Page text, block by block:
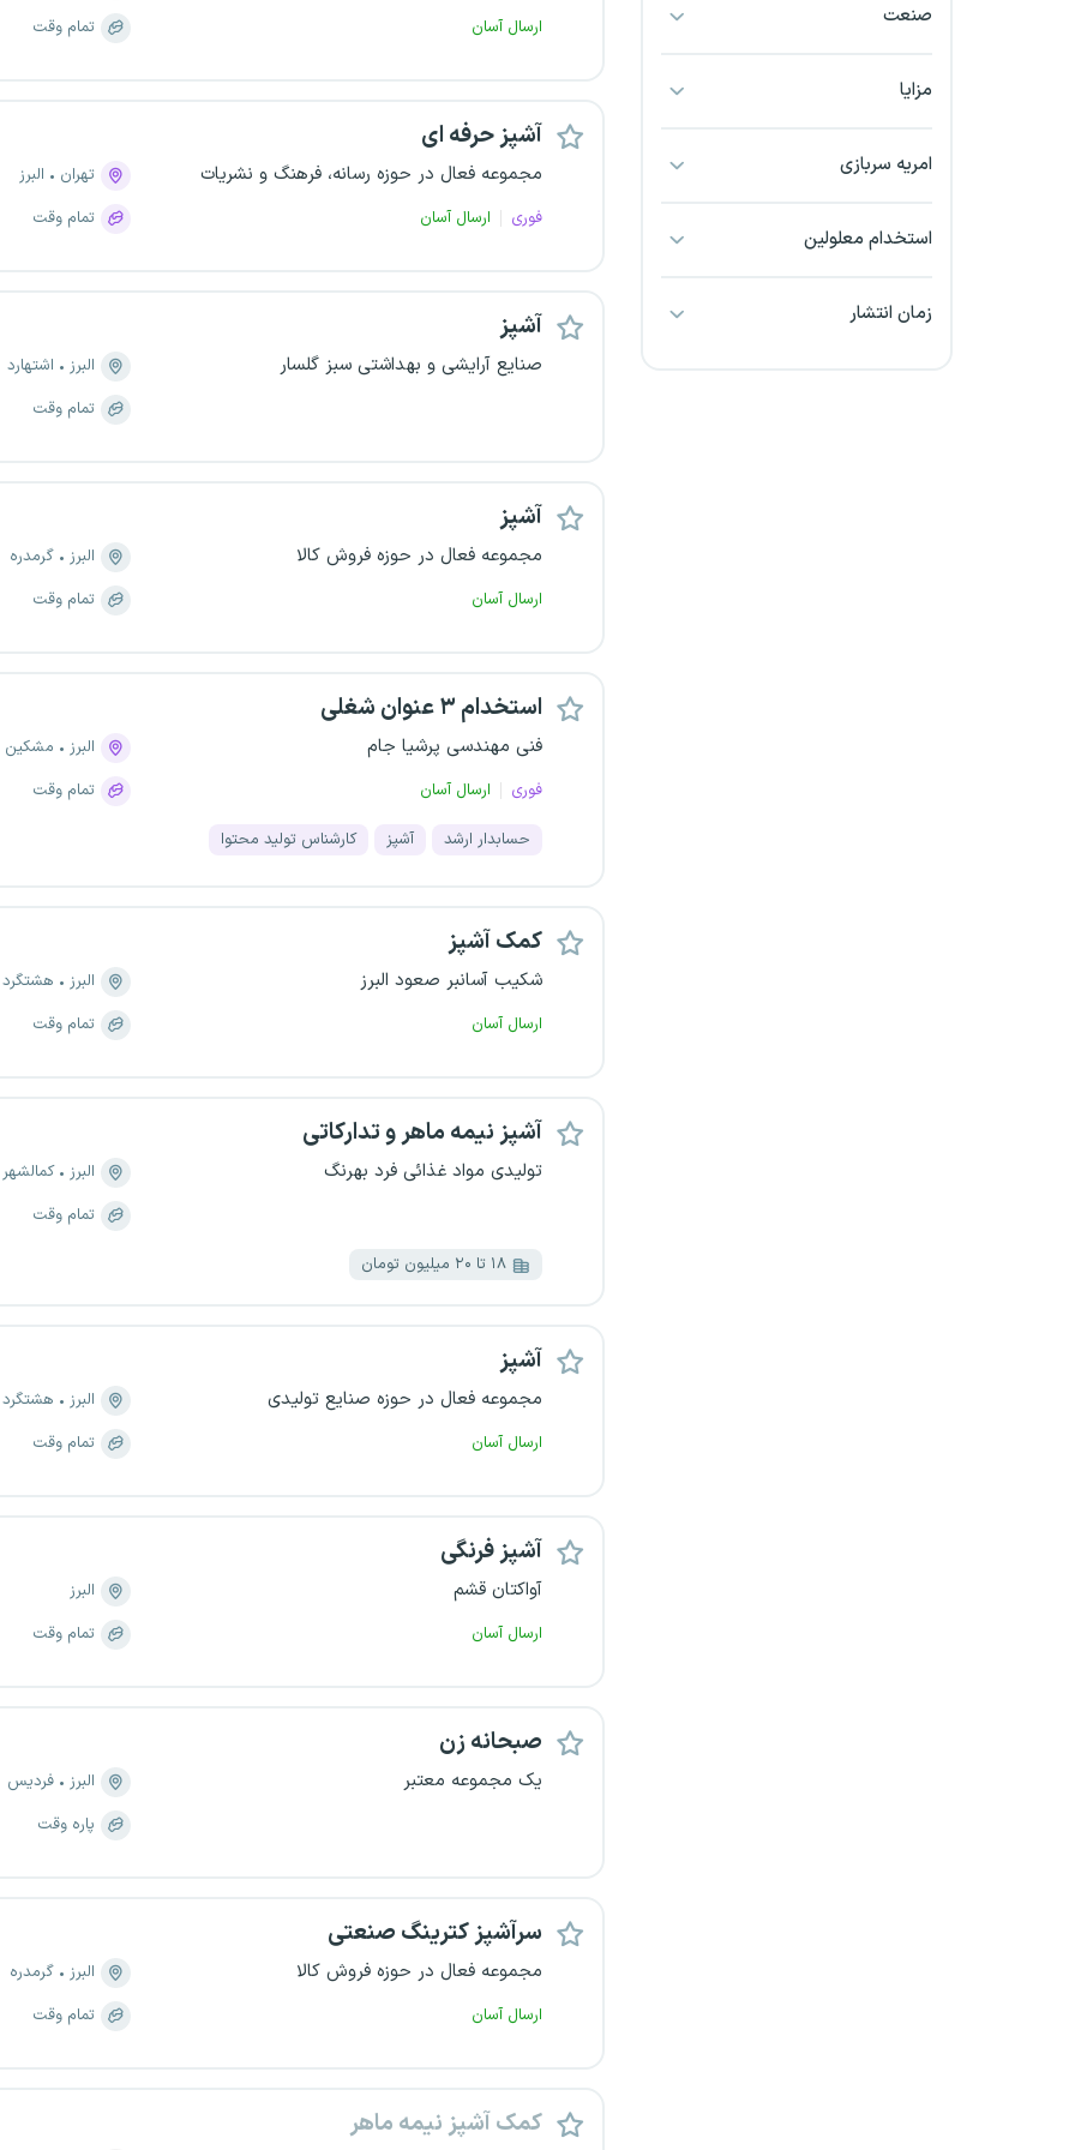
بجنورد
خراسان جنوبی
صنعت
مزایا
امریه سربازی
استخدام معلولین
زمان انتشار
ارسال آسان
تمام وقت
آشپز حرفه ای
مجموعه فعال در حوزه رسانه، فرهنگ و نشریات
فوری ارسال آسان
تهران
البرز
تمام وقت
آشپز
صنایع آرایشی و بهداشتی سبز گلسار البرز
اشتهارد
تمام وقت
آشپز
مجموعه فعال در حوزه فروش کالا
ارسال آسان
البرز
گرمدره
تمام وقت
استخدام ۳ عنوان شغلی
فنی مهندسی پرشیا جام
فوری ارسال آسان
البرز
تمام وقت
حسابدار ارشد آشپز کارشناس تولید محتوا
کمک آشپز
شکیب آسانبر صعود البرز
ارسال آسان
البرز
هشتگرد
تمام وقت
آشپز نیمه ماهر و تدارکاتی
تولیدی مواد غذائی فرد بهرنگ البرز
کمالشهر
تمام وقت
۱۸ تا ۲۰ میلیون تومان
آشپز
مجموعه فعال در حوزه صنایع تولیدی
ارسال آسان
البرز
هشتگرد
تمام وقت
آشپز فرنگی
آواکتان قشم
ارسال آسان
البرز
تمام وقت
صبحانه زن
یک مجموعه معتبر البرز
فردیس
پاره وقت
سرآشپز کترینگ صنعتی
مجموعه فعال در حوزه فروش کالا
ارسال آسان
البرز
گرمدره
تمام وقت
کمک آشپز نیمه ماهر